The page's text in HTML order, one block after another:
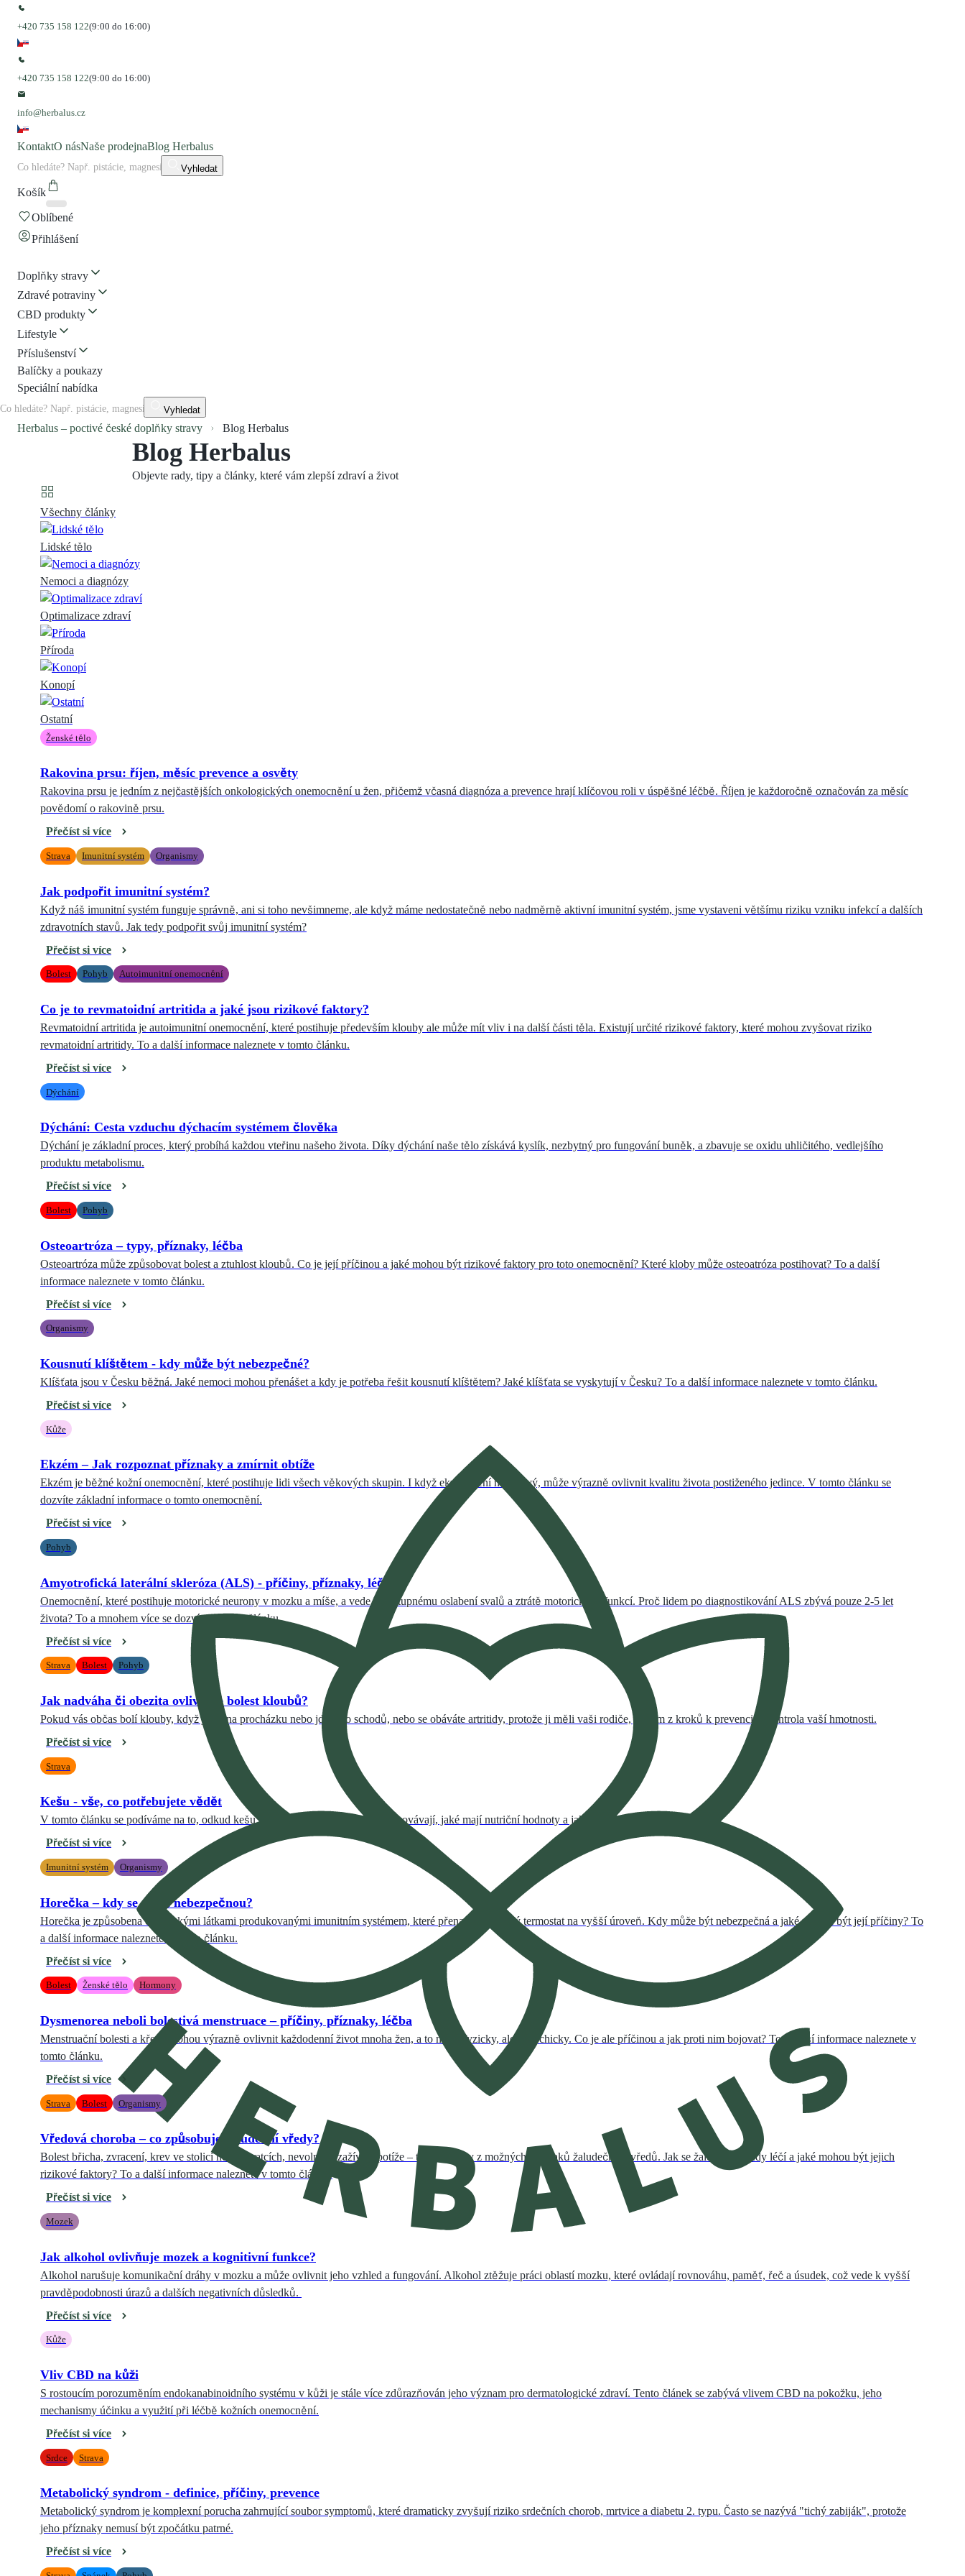
+420 735 158 122(9:00 do 16:00)
+420 735 158 122(9:00 do 16:00)
info@herbalus.cz
KontaktO násNaše prodejnaBlog Herbalus
Vyhledat
Košík
Oblíbené
Přihlášení
Doplňky stravy
Zdravé potraviny
CBD produkty
Lifestyle
Příslušenství
Balíčky a poukazy
Speciální nabídka
Vyhledat
Herbalus – poctivé české doplňky stravy Blog Herbalus
Blog Herbalus
Objevte rady, tipy a články, které vám zlepší zdraví a život
Všechny články
Lidské tělo
Nemoci a diagnózy
Optimalizace zdraví
Příroda
Konopí
Ostatní
Ženské tělo
Rakovina prsu: říjen, měsíc prevence a osvěty
Rakovina prsu je jedním z nejčastějších onkologických onemocnění u žen, přičemž včasná diagnóza a prevence hrají klíčovou roli v úspěšné léčbě. Říjen je každoročně označován za měsíc
povědomí o rakovině prsu.
Přečíst si více
Strava Imunitní systém Organismy
Jak podpořit imunitní systém?
Když náš imunitní systém funguje správně, ani si toho nevšimneme, ale když máme nedostatečně nebo nadměrně aktivní imunitní systém, jsme vystaveni většímu riziku vzniku infekcí a dalších
zdravotních stavů. Jak tedy podpořit svůj imunitní systém?
Přečíst si více
Bolest Pohyb Autoimunitní onemocnění
Co je to revmatoidní artritida a jaké jsou rizikové faktory?
Revmatoidní artritida je autoimunitní onemocnění, které postihuje především klouby ale může mít vliv i na další části těla. Existují určité rizikové faktory, které mohou zvyšovat riziko
revmatoidní artritidy. To a další informace naleznete v tomto článku.
Přečíst si více
Dýchání
Dýchání: Cesta vzduchu dýchacím systémem člověka
Dýchání je základní proces, který probíhá každou vteřinu našeho života. Díky dýchání naše tělo získává kyslík, nezbytný pro fungování buněk, a zbavuje se oxidu uhličitého, vedlejšího
produktu metabolismu.
Přečíst si více
Bolest Pohyb
Osteoartróza – typy, příznaky, léčba
Osteoartróza může způsobovat bolest a ztuhlost kloubů. Co je její příčinou a jaké mohou být rizikové faktory pro toto onemocnění? Které kloby může osteoatróza postihovat? To a další
informace naleznete v tomto článku.
Přečíst si více
Organismy
Kousnutí klíštětem - kdy může být nebezpečné?
Klíšťata jsou v Česku běžná. Jaké nemoci mohou přenášet a kdy je potřeba řešit kousnutí klíštětem? Jaké klíšťata se vyskytují v Česku? To a další informace naleznete v tomto článku.
Přečíst si více
Kůže
Ekzém – Jak rozpoznat příznaky a zmírnit obtíže
Ekzém je běžné kožní onemocnění, které postihuje lidi všech věkových skupin. I když ekzém není nakažlivý, může výrazně ovlivnit kvalitu života postiženého jedince. V tomto článku se
dozvíte základní informace o tomto onemocnění.
Přečíst si více
Pohyb
Amyotrofická laterální skleróza (ALS) - příčiny, příznaky, léčba
Onemocnění, které postihuje motorické neurony v mozku a míše, a vede k postupnému oslabení svalů a ztrátě motorických funkcí. Proč lidem po diagnostikování ALS zbývá pouze 2-5 let
života? To a mnohem více se dozvíte v tomto článku.
Přečíst si více
Strava Bolest Pohyb
Jak nadváha či obezita ovlivňuje bolest kloubů?
Pokud vás občas bolí klouby, když jdete na procházku nebo jdete do schodů, nebo se obáváte artritidy, protože ji měli vaši rodiče, jedním z kroků k prevenci je kontrola vaší hmotnosti.
Přečíst si více
Strava
Kešu - vše, co potřebujete vědět
V tomto článku se podíváme na to, odkud kešu pocházejí, jak se pěstují a zpracovávají, jaké mají nutriční hodnoty a jaké jsou jejich zdravotní přínosy.
Přečíst si více
Imunitní systém Organismy
Horečka – kdy se stává nebezpečnou?
Horečka je způsobena chemickými látkami produkovanými imunitním systémem, které přenastaví tělesný termostat na vyšší úroveň. Kdy může být nebezpečná a jaké mohou být její příčiny? To
a další informace naleznete v tomto článku.
Přečíst si více
Bolest Ženské tělo Hormony
Dysmenorea neboli bolestivá menstruace – příčiny, příznaky, léčba
Menstruační bolesti a křeče mohou výrazně ovlivnit každodenní život mnoha žen, a to nejen fyzicky, ale i psychicky. Co je ale příčinou a jak proti nim bojovat? To a další informace naleznete v
tomto článku.
Přečíst si více
Strava Bolest Organismy
Vředová choroba – co způsobuje žaludeční vředy?
Bolest břicha, zvracení, krev ve stolici nebo zvratcích, nevolnost, zažívací potíže – to jsou jedny z možných příznaků žaludečních vředů. Jak se žaludeční vředy léčí a jaké mohou být jejich
rizikové faktory? To a další informace naleznete v tomto článku.
Přečíst si více
Mozek
Jak alkohol ovlivňuje mozek a kognitivní funkce?
Alkohol narušuje komunikační dráhy v mozku a může ovlivnit jeho vzhled a fungování. Alkohol ztěžuje práci oblastí mozku, které ovládají rovnováhu, paměť, řeč a úsudek, což vede k vyšší
pravděpodobnosti úrazů a dalších negativních důsledků.
Přečíst si více
Kůže
Vliv CBD na kůži
S rostoucím porozuměním endokanabinoidního systému v kůži je stále více zdůrazňován jeho význam pro dermatologické zdraví. Tento článek se zabývá vlivem CBD na pokožku, jeho
mechanismy účinku a využití při léčbě kožních onemocnění.
Přečíst si více
Srdce Strava
Metabolický syndrom - definice, příčiny, prevence
Metabolický syndrom je komplexní porucha zahrnující soubor symptomů, které dramaticky zvyšují riziko srdečních chorob, mrtvice a diabetu 2. typu. Často se nazývá "tichý zabiják", protože
jeho příznaky nemusí být zpočátku patrné.
Přečíst si více